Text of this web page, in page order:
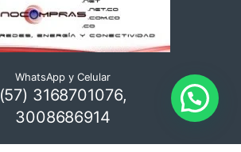
WhatsApp y Celular
(57) 3168701076,
3008686914